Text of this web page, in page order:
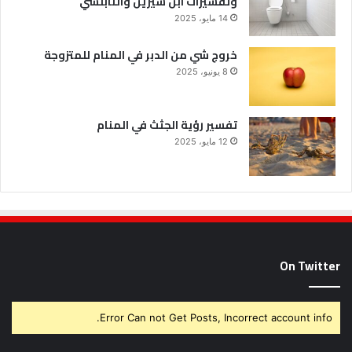
14 مايو، 2025
خروج شي من الدبر في المنام للمتزوجة
8 يونيو، 2025
تفسير رؤية الجثث في المنام
12 مايو، 2025
On Twitter
Error Can not Get Posts, Incorrect account info.